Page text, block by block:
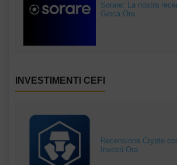
Sorare: La nostra
Gioca Ora
INVESTIMENTI CEFI
Recensione
Investi Ora